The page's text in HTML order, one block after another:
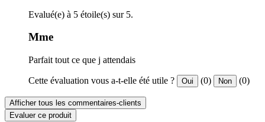
Evalué(e) à 5 étoile(s) sur 5.
Mme
Parfait tout ce que j attendais
Cette évaluation vous a-t-elle été utile ? Oui (0) Non (0)
Afficher tous les commentaires-clients
Evaluer ce produit